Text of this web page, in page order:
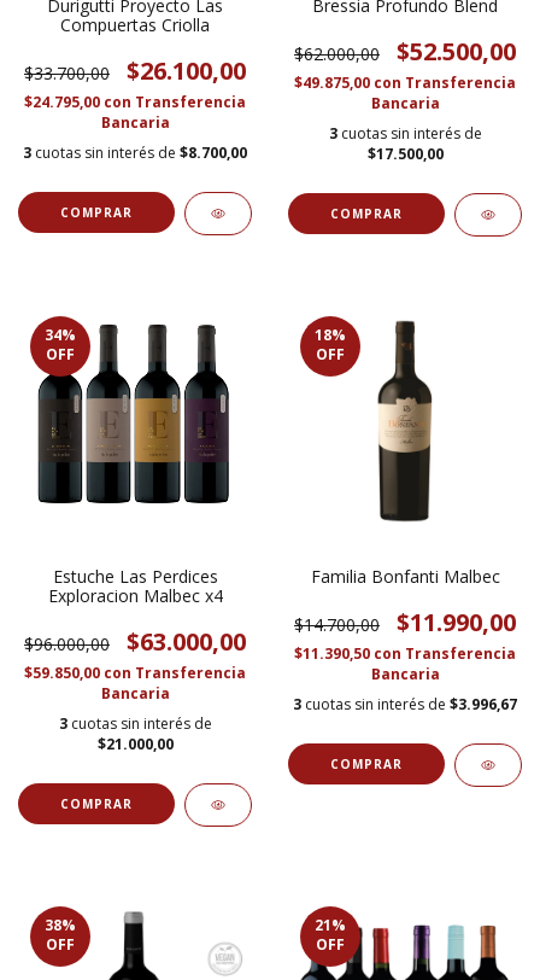
Durigutti Proyecto Las
Compuertas Criolla
$33.700,00 $26.100,00
$24.795,00 con Transferencia
Bancaria
3 cuotas sin interés de $8.700,00
Bressia Profundo Blend
$62.000,00 $52.500,00
$49.875,00 con Transferencia
Bancaria
3 cuotas sin interés de
$17.500,00
34%
OFF
Estuche Las Perdices
Exploracion Malbec x4
$96.000,00 $63.000,00
$59.850,00 con Transferencia
Bancaria
3 cuotas sin interés de
$21.000,00
18%
OFF
Familia Bonfanti Malbec
$14.700,00 $11.990,00
$11.390,50 con Transferencia
Bancaria
3 cuotas sin interés de $3.996,67
38%
OFF
21%
OFF